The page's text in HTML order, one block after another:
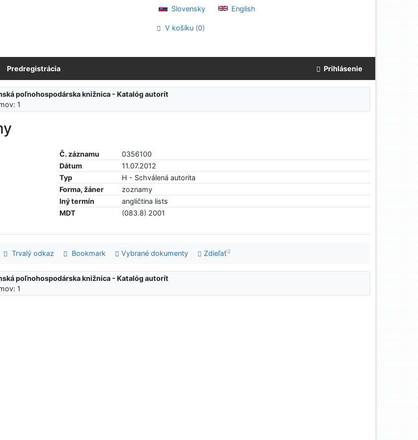
Slovensky English
V košíku (0)
Predregistrácia Prihlásenie
poľnohospodárska knižnica - Katalóg autorít
1
Č. záznamu
0356100
Dátum
11.07.2012
Typ
H - Schválená autorita
Forma, žáner
zoznamy
Iný termín
angličtina lists
MDT
(083.8) 2001
Trvalý odkaz Bookmark Vybrané dokumenty Zdieľať
poľnohospodárska knižnica - Katalóg autorít
1